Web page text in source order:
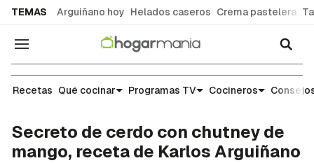
TEMAS Arguiñano hoy Helados caseros Crema pastelera
Navegación
Recetas
Recetas Qué cocinar Programas TV Cocineros
Secreto de cerdo con chutney de
mango, receta de Karlos Arguiñano